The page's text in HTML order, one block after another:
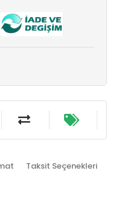
Taksit Seçenekleri